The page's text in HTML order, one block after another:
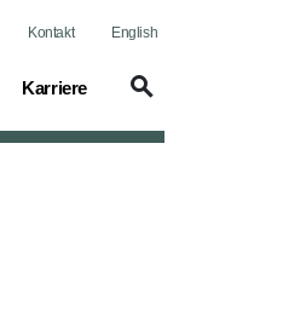
Kontakt English
Karriere
(current)